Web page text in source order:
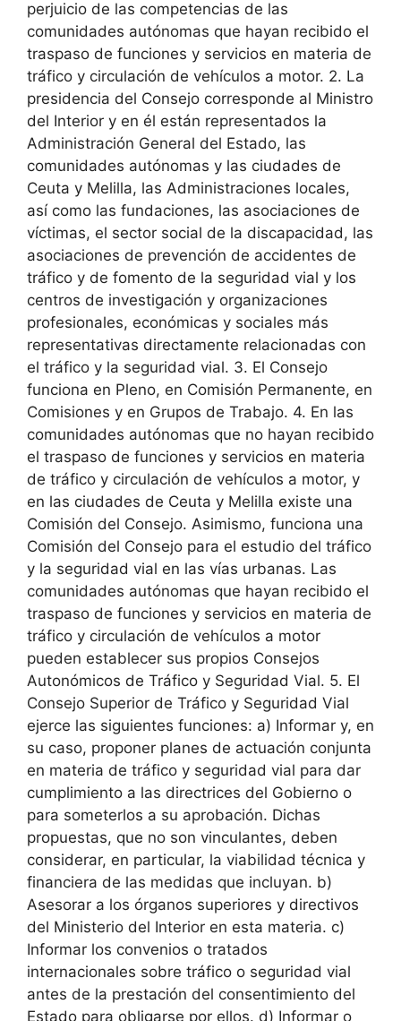
perjuicio de las competencias de las
comunidades autónomas que hayan recibido el
traspaso de funciones y servicios en materia de
tráfico y circulación de vehículos a motor. 2. La
presidencia del Consejo corresponde al Ministro
del Interior y en él están representados la
Administración General del Estado, las
comunidades autónomas y las ciudades de
Ceuta y Melilla, las Administraciones locales,
así como las fundaciones, las asociaciones de
víctimas, el sector social de la discapacidad, las
asociaciones de prevención de accidentes de
tráfico y de fomento de la seguridad vial y los
centros de investigación y organizaciones
profesionales, económicas y sociales más
representativas directamente relacionadas con
el tráfico y la seguridad vial. 3. El Consejo
funciona en Pleno, en Comisión Permanente, en
Comisiones y en Grupos de Trabajo. 4. En las
comunidades autónomas que no hayan recibido
el traspaso de funciones y servicios en materia
de tráfico y circulación de vehículos a motor, y
en las ciudades de Ceuta y Melilla existe una
Comisión del Consejo. Asimismo, funciona una
Comisión del Consejo para el estudio del tráfico
y la seguridad vial en las vías urbanas. Las
comunidades autónomas que hayan recibido el
traspaso de funciones y servicios en materia de
tráfico y circulación de vehículos a motor
pueden establecer sus propios Consejos
Autonómicos de Tráfico y Seguridad Vial. 5. El
Consejo Superior de Tráfico y Seguridad Vial
ejerce las siguientes funciones: a) Informar y, en
su caso, proponer planes de actuación conjunta
en materia de tráfico y seguridad vial para dar
cumplimiento a las directrices del Gobierno o
para someterlos a su aprobación. Dichas
propuestas, que no son vinculantes, deben
considerar, en particular, la viabilidad técnica y
financiera de las medidas que incluyan. b)
Asesorar a los órganos superiores y directivos
del Ministerio del Interior en esta materia. c)
Informar los convenios o tratados
internacionales sobre tráfico o seguridad vial
antes de la prestación del consentimiento del
Estado para obligarse por ellos. d) Informar o